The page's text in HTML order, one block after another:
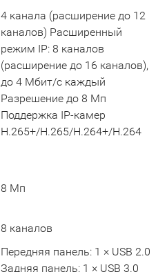
4 канала (расширение до 12
каналов) Расширенный
режим IP: 8 каналов
(расширение до 16 каналов),
до 4 Мбит/с каждый
Разрешение до 8 Mп
Поддержка IP-камер
H.265+/H.265/H.264+/H.264
8 Мп
8 каналов
Передняя панель: 1 × USB 2.0
Задняя панель: 1 × USB 3.0